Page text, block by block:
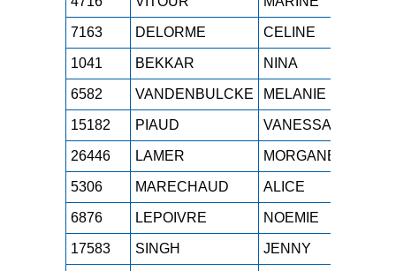
7163 DELORME CELINE
1041 BEKKAR NINA
6582 VANDENBULCKE MELANIE
15182 PIAUD VANESSA
26446 LAMER MORGANE
5306 MARECHAUD ALICE
6876 LEPOIVRE NOEMIE
17583 SINGH JENNY